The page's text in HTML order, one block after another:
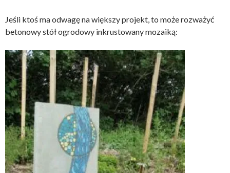
Jeśli ktoś ma odwagę na większy projekt, to może rozważyć
betonowy stół ogrodowy inkrustowany mozaiką: